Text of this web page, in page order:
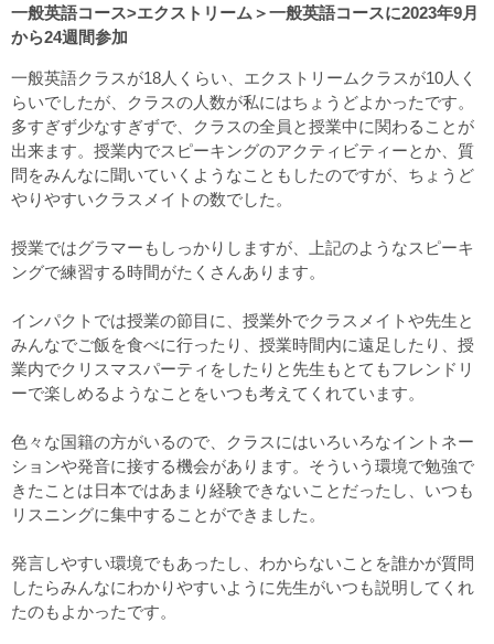
一般英語コース>エクストリーム＞一般英語コースに2023年9月
から24週間参加
一般英語クラスが18人くらい、エクストリームクラスが10人く
らいでしたが、クラスの人数が私にはちょうどよかったです。
多すぎず少なすぎずで、クラスの全員と授業中に関わることが
出来ます。授業内でスピーキングのアクティビティーとか、質
問をみんなに聞いていくようなこともしたのですが、ちょうど
やりやすいクラスメイトの数でした。
授業ではグラマーもしっかりしますが、上記のようなスピーキ
ングで練習する時間がたくさんあります。
インパクトでは授業の節目に、授業外でクラスメイトや先生と
みんなでご飯を食べに行ったり、授業時間内に遠足したり、授
業内でクリスマスパーティをしたりと先生もとてもフレンドリ
ーで楽しめるようなことをいつも考えてくれています。
色々な国籍の方がいるので、クラスにはいろいろなイントネー
ションや発音に接する機会があります。そういう環境で勉強で
きたことは日本ではあまり経験できないことだったし、いつも
リスニングに集中することができました。
発言しやすい環境でもあったし、わからないことを誰かが質問
したらみんなにわかりやすいように先生がいつも説明してくれ
たのもよかったです。